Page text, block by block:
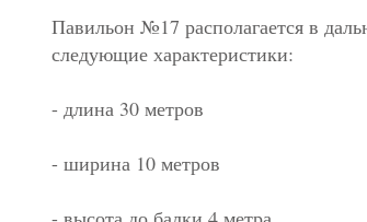
Павильон №17 располагается в
следующие характеристики:
- длина 30 метров
- ширина 10 метров